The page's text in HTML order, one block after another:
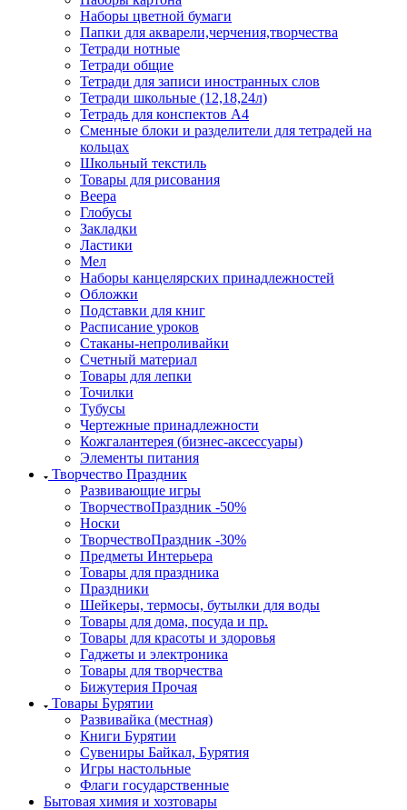
Наборы цветной бумаги
Папки для акварели,черчения,творчества
Тетради нотные
Тетради общие
Тетради для записи иностранных слов
Тетради школьные (12,18,24л)
Тетрадь для конспектов А4
Сменные блоки и разделители для тетрадей на
кольцах
Школьный текстиль
Товары для рисования
Веера
Глобусы
Закладки
Ластики
Мел
Наборы канцелярских принадлежностей
Обложки
Подставки для книг
Расписание уроков
Стаканы-непроливайки
Счетный материал
Товары для лепки
Точилки
Тубусы
Чертежные принадлежности
Кожгалантерея (бизнес-аксессуары)
Элементы питания
Творчество Праздник
Развивающие игры
ТворчествоПраздник -50%
Носки
ТворчествоПраздник -30%
Предметы Интерьера
Товары для праздника
Праздники
Шейкеры, термосы, бутылки для воды
Товары для дома, посуда и пр.
Товары для красоты и здоровья
Гаджеты и электроника
Товары для творчества
Бижутерия Прочая
Товары Бурятии
Развивайка (местная)
Книги Бурятии
Сувениры Байкал, Бурятия
Игры настольные
Флаги государственные
Бытовая химия и хозтовары